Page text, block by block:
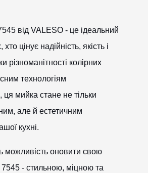
від VALESO - це ідеальний
цінує надійність, якість і
різноманітності колірних
технологіям
ця мийка стане не тільки
але й естетичним
кухні.
можливість оновити свою
- стильною, міцною та